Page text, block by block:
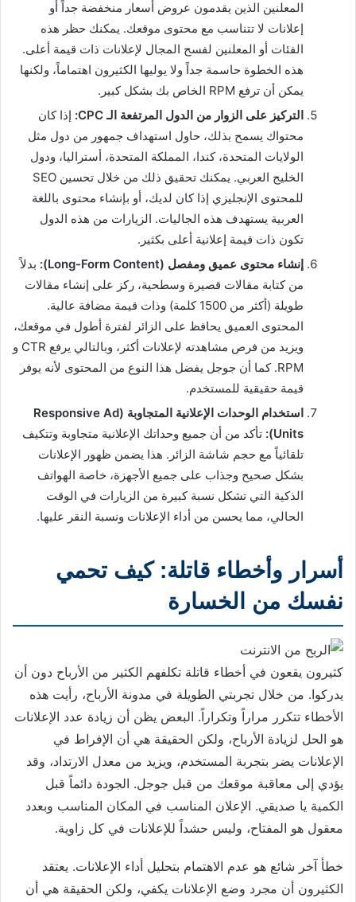
المعلنين الذين يقدمون عروض أسعار منخفضة جداً أو
إعلانات لا تتناسب مع محتوى موقعك. يمكنك حظر هذه
الفئات أو المعلنين لفسح المجال لإعلانات ذات قيمة أعلى.
هذه الخطوة حاسمة جداً ولا يوليها الكثيرون اهتماماً، ولكنها
يمكن أن ترفع RPM الخاص بك بشكل كبير.
التركيز على الزوار من الدول المرتفعة الـ CPC:
إذا كان
محتواك يسمح بذلك، حاول استهداف جمهور من دول مثل
الولايات المتحدة، كندا، المملكة المتحدة، أستراليا، ودول
الخليج العربي. يمكنك تحقيق ذلك من خلال تحسين SEO
للمحتوى الإنجليزي إذا كان لديك، أو بإنشاء محتوى باللغة
العربية يستهدف هذه الجاليات. الزيارات من هذه الدول
تكون ذات قيمة إعلانية أعلى بكثير.
إنشاء محتوى عميق ومفصل (Long-Form Content):
بدلاً
من كتابة مقالات قصيرة وسطحية، ركز على إنشاء مقالات
طويلة (أكثر من 1500 كلمة) وذات قيمة مضافة عالية.
المحتوى العميق يحافظ على الزائر لفترة أطول في موقعك،
ويزيد من فرص مشاهدته لإعلانات أكثر، وبالتالي يرفع CTR و
RPM. كما أن جوجل يفضل هذا النوع من المحتوى لأنه يوفر
قيمة حقيقية للمستخدم.
استخدام الوحدات الإعلانية المتجاوبة (Responsive Ad
Units):
تأكد من أن جميع وحداتك الإعلانية متجاوبة وتتكيف
تلقائياً مع حجم شاشة الزائر. هذا يضمن ظهور الإعلانات
بشكل صحيح وجذاب على جميع الأجهزة، خاصة الهواتف
الذكية التي تشكل نسبة كبيرة من الزيارات في الوقت
الحالي، مما يحسن من أداء الإعلانات ونسبة النقر عليها.
أسرار وأخطاء قاتلة: كيف تحمي
نفسك من الخسارة
كثيرون يقعون في أخطاء قاتلة تكلفهم الكثير من الأرباح دون أن
يدركوا. من خلال تجربتي الطويلة في مدونة الأرباح، رأيت هذه
الأخطاء تتكرر مراراً وتكراراً. البعض يظن أن زيادة عدد الإعلانات
هو الحل لزيادة الأرباح، ولكن الحقيقة هي أن الإفراط في
الإعلانات يضر بتجربة المستخدم، ويزيد من معدل الارتداد، وقد
يؤدي إلى معاقبة موقعك من قبل جوجل. الجودة دائماً قبل
الكمية يا صديقي. الإعلان المناسب في المكان المناسب وبعدد
معقول هو المفتاح، وليس حشداً للإعلانات في كل زاوية.
خطأ آخر شائع هو عدم الاهتمام بتحليل أداء الإعلانات. يعتقد
الكثيرون أن مجرد وضع الإعلانات يكفي، ولكن الحقيقة هي أن